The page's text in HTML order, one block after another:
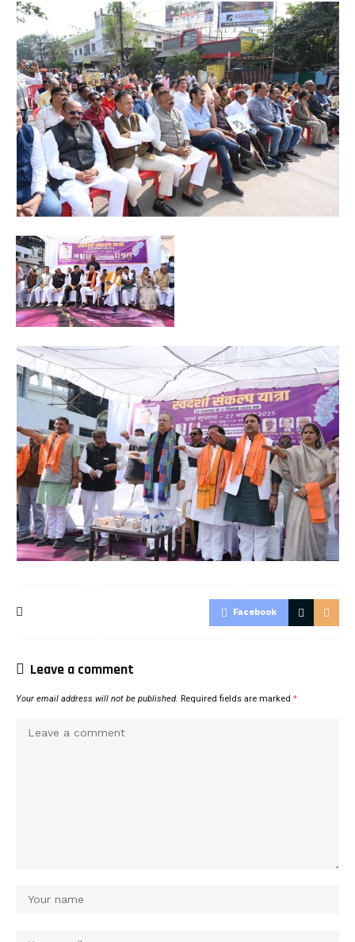
Facebook
Leave a comment
Your email address will not be published. Required fields are marked *